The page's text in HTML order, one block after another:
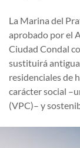
La Marina del
aprobado por el
Ciudad Condal
sustituirá
residenciales de
carácter social
(VPC)– y